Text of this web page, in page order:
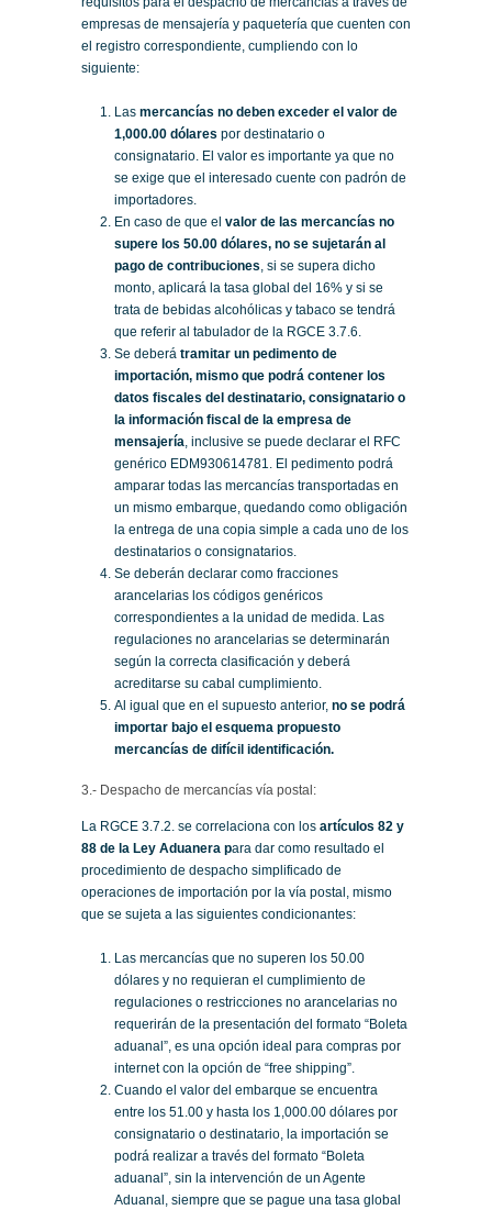
empresas de mensajería y paquetería que cuenten con
el registro correspondiente, cumpliendo con lo
siguiente:
Las mercancías no deben exceder el valor de
1,000.00 dólares por destinatario o
consignatario. El valor es importante ya que no
se exige que el interesado cuente con padrón de
importadores.
En caso de que el valor de las mercancías no
supere los 50.00 dólares, no se sujetarán al
pago de contribuciones, si se supera dicho
monto, aplicará la tasa global del 16% y si se
trata de bebidas alcohólicas y tabaco se tendrá
que referir al tabulador de la RGCE 3.7.6.
Se deberá tramitar un pedimento de
importación, mismo que podrá contener los
datos fiscales del destinatario, consignatario o
la información fiscal de la empresa de
mensajería, inclusive se puede declarar el RFC
genérico EDM930614781. El pedimento podrá
amparar todas las mercancías transportadas en
un mismo embarque, quedando como obligación
la entrega de una copia simple a cada uno de los
destinatarios o consignatarios.
Se deberán declarar como fracciones
arancelarias los códigos genéricos
correspondientes a la unidad de medida. Las
regulaciones no arancelarias se determinarán
según la correcta clasificación y deberá
acreditarse su cabal cumplimiento.
Al igual que en el supuesto anterior, no se podrá
importar bajo el esquema propuesto
mercancías de difícil identificación.
3.- Despacho de mercancías vía postal:
La RGCE 3.7.2. se correlaciona con los artículos 82 y
88 de la Ley Aduanera para dar como resultado el
procedimiento de despacho simplificado de
operaciones de importación por la vía postal, mismo
que se sujeta a las siguientes condicionantes:
Las mercancías que no superen los 50.00
dólares y no requieran el cumplimiento de
regulaciones o restricciones no arancelarias no
requerirán de la presentación del formato “Boleta
aduanal”, es una opción ideal para compras por
internet con la opción de “free shipping”.
Cuando el valor del embarque se encuentra
entre los 51.00 y hasta los 1,000.00 dólares por
consignatario o destinatario, la importación se
podrá realizar a través del formato “Boleta
aduanal”, sin la intervención de un Agente
Aduanal, siempre que se pague una tasa global